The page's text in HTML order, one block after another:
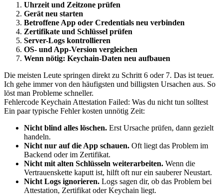
Uhrzeit und Zeitzone prüfen
Gerät neu starten
Betroffene App oder Credentials neu verbinden
Zertifikate und Schlüssel prüfen
Server-Logs kontrollieren
OS- und App-Version vergleichen
Wenn nötig: Keychain-Daten neu aufbauen
Die meisten Leute springen direkt zu Schritt 6 oder 7. Das ist teuer.
Ich gehe immer von den häufigsten und billigsten Ursachen aus. So
löst man Probleme schneller.
Fehlercode Keychain Attestation Failed: Was du nicht tun solltest
Ein paar typische Fehler kosten unnötig Zeit:
Nicht blind alles löschen. Erst Ursache prüfen, dann gezielt
handeln.
Nicht nur auf die App schauen. Oft liegt das Problem im
Backend oder im Zertifikat.
Nicht mit alten Schlüsseln weiterarbeiten. Wenn die
Vertrauenskette kaputt ist, hilft oft nur ein sauberer Neustart.
Nicht Logs ignorieren. Logs sagen dir, ob das Problem bei
Attestation, Zertifikat oder Keychain liegt.